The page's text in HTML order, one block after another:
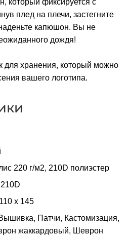
который фиксируется с
плед на плечи, застегните
капюшон. Вы не
дождя!
для хранения, который можно
вашего логотипа.
220 г/м2, 210D полиэстер
х 145
Патчи, Кастомизация,
жаккардовый, Шеврон